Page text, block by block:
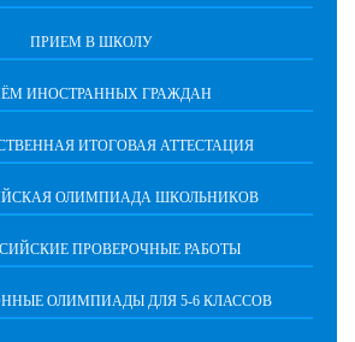
ПРИЕМ В ШКОЛУ
ИНОСТРАННЫХ ГРАЖДАН
ИТОГОВАЯ АТТЕСТАЦИЯ
ОЛИМПИАДА ШКОЛЬНИКОВ
ПРОВЕРОЧНЫЕ РАБОТЫ
ОЛИМПИАДЫ ДЛЯ 5-6 КЛАССОВ